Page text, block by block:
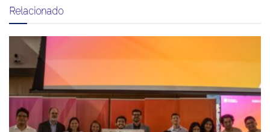
Relacionado